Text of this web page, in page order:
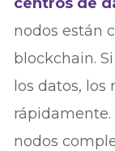
nodos están
blockchain.
los datos,
rápidamente.
nodos